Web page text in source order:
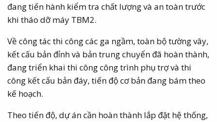
đang tiến hành kiểm tra chất lượng và an toàn trước
khi tháo dỡ máy TBM2.
Về công tác thi công các ga ngầm, toàn bộ tường vây,
kết cấu bản đỉnh và bản trung chuyển đã hoàn thành,
đang triển khai thi công công trình phụ trợ và thi
công kết cấu bản đáy, tiến độ cơ bản đang bám theo
kế hoạch.
Theo tiến độ, dự án cần hoàn thành lắp đặt hệ thống,